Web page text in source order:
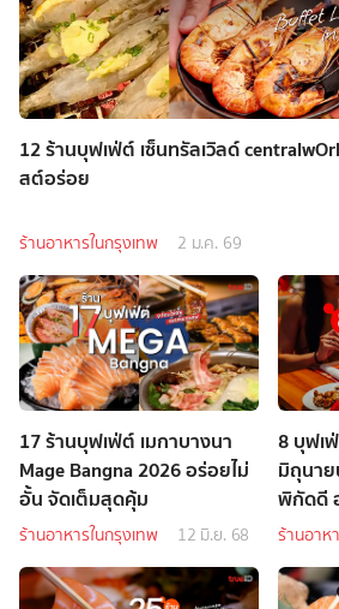
12 ร้านบุฟเฟ่ต์ เซ็นทรัลเวิลด์
สต์อร่อย
ร้านอาหารในกรุงเทพ 2 ม.ค. 69
17 ร้านบุฟเฟ่ต์ เมกาบางนา
Mage Bangna 2026 อร่อยไม่
อั้น จัดเต็มสุดคุ้ม
ร้านอาหารในกรุงเทพ 12 มิ.ย. 68
8 บุฟเ
มิถุนาย
พิกัดดี
ร้านอาห